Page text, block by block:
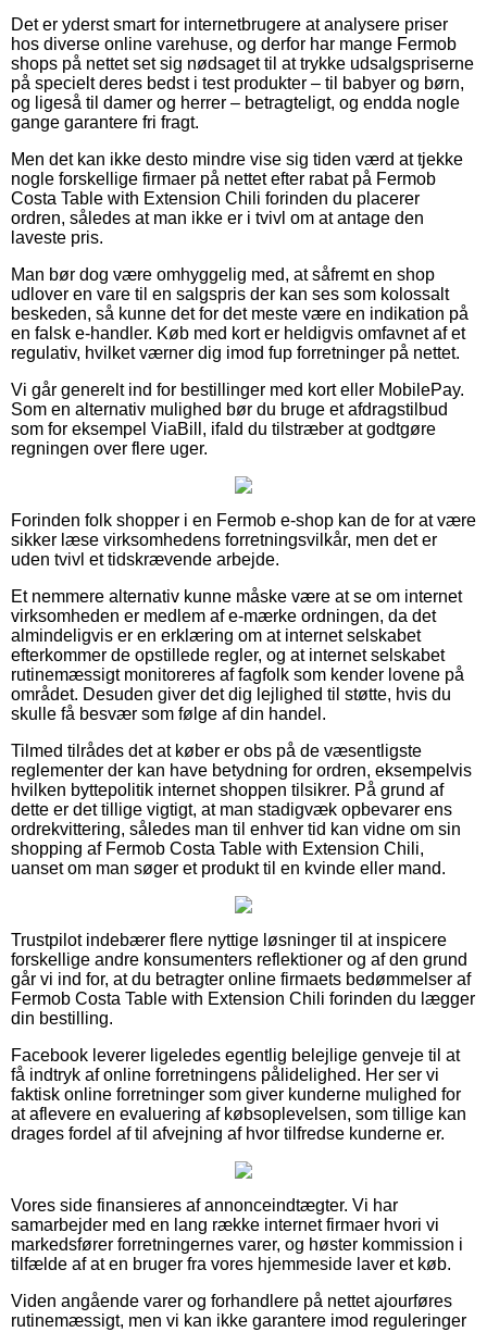
Det er yderst smart for internetbrugere at analysere priser
hos diverse online varehuse, og derfor har mange Fermob
shops på nettet set sig nødsaget til at trykke udsalgspriserne
på specielt deres bedst i test produkter – til babyer og børn,
og ligeså til damer og herrer – betragteligt, og endda nogle
gange garantere fri fragt.
Men det kan ikke desto mindre vise sig tiden værd at tjekke
nogle forskellige firmaer på nettet efter rabat på Fermob
Costa Table with Extension Chili forinden du placerer
ordren, således at man ikke er i tvivl om at antage den
laveste pris.
Man bør dog være omhyggelig med, at såfremt en shop
udlover en vare til en salgspris der kan ses som kolossalt
beskeden, så kunne det for det meste være en indikation på
en falsk e-handler. Køb med kort er heldigvis omfavnet af et
regulativ, hvilket værner dig imod fup forretninger på nettet.
Vi går generelt ind for bestillinger med kort eller MobilePay.
Som en alternativ mulighed bør du bruge et afdragstilbud
som for eksempel ViaBill, ifald du tilstræber at godtgøre
regningen over flere uger.
Forinden folk shopper i en Fermob e-shop kan de for at være
sikker læse virksomhedens forretningsvilkår, men det er
uden tvivl et tidskrævende arbejde.
Et nemmere alternativ kunne måske være at se om internet
virksomheden er medlem af e-mærke ordningen, da det
almindeligvis er en erklæring om at internet selskabet
efterkommer de opstillede regler, og at internet selskabet
rutinemæssigt monitoreres af fagfolk som kender lovene på
området. Desuden giver det dig lejlighed til støtte, hvis du
skulle få besvær som følge af din handel.
Tilmed tilrådes det at køber er obs på de væsentligste
reglementer der kan have betydning for ordren, eksempelvis
hvilken byttepolitik internet shoppen tilsikrer. På grund af
dette er det tillige vigtigt, at man stadigvæk opbevarer ens
ordrekvittering, således man til enhver tid kan vidne om sin
shopping af Fermob Costa Table with Extension Chili,
uanset om man søger et produkt til en kvinde eller mand.
Trustpilot indebærer flere nyttige løsninger til at inspicere
forskellige andre konsumenters reflektioner og af den grund
går vi ind for, at du betragter online firmaets bedømmelser af
Fermob Costa Table with Extension Chili forinden du lægger
din bestilling.
Facebook leverer ligeledes egentlig belejlige genveje til at
få indtryk af online forretningens pålidelighed. Her ser vi
faktisk online forretninger som giver kunderne mulighed for
at aflevere en evaluering af købsoplevelsen, som tillige kan
drages fordel af til afvejning af hvor tilfredse kunderne er.
Vores side finansieres af annonceindtægter. Vi har
samarbejder med en lang række internet firmaer hvori vi
markedsfører forretningernes varer, og høster kommission i
tilfælde af at en bruger fra vores hjemmeside laver et køb.
Viden angående varer og forhandlere på nettet ajourføres
rutinemæssigt, men vi kan ikke garantere imod reguleringer